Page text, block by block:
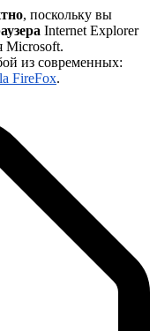
, поскольку вы
Internet Explorer
Microsoft.
из современных:
FireFox.